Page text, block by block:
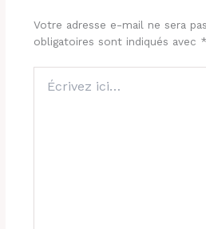
Votre adresse e-mail ne sera
obligatoires sont indiqués avec *
ici…